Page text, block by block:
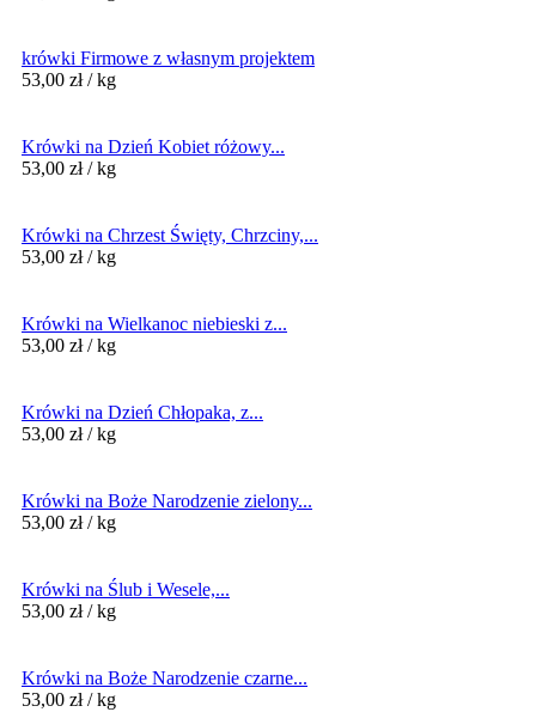
krówki Firmowe z własnym projektem
53,00 zł / kg
Krówki na Dzień Kobiet różowy...
53,00 zł / kg
Krówki na Chrzest Święty, Chrzciny,...
53,00 zł / kg
Krówki na Wielkanoc niebieski z...
53,00 zł / kg
Krówki na Dzień Chłopaka, z...
53,00 zł / kg
Krówki na Boże Narodzenie zielony...
53,00 zł / kg
Krówki na Ślub i Wesele,...
53,00 zł / kg
Krówki na Boże Narodzenie czarne...
53,00 zł / kg